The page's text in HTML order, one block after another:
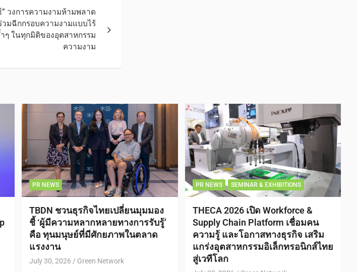
” วงการความงามห้ามพลาด
วมฉีกกรอบความงามแบบไร้
ๆ ในทุกมิติของอุตสาหกรรม
ความงาม
PR NEWS
TBDN ชวนธุรกิจไทยเปลี่ยนมุมมอง
ชี้ ‘ผู้มีความหลากหลายทางการรับรู้’
คือ ทุนมนุษย์ที่มีศักยภาพในตลาด
แรงงาน
July 30, 2026 Green Network
PR NEWS SEMINAR & EXHIBITIONS
THECA 2026 เปิด Workforce &
Supply Chain Platform เชื่อมคน
ความรู้ และโอกาสทางธุรกิจ เสริม
แกร่งอุตสาหกรรมอิเล็กทรอนิกส์ไทย
สู่เวทีโลก